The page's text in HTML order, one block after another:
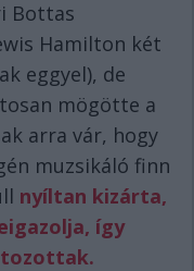
Bottas
Hamilton két
eggyel), de
mögötte a
arra vár, hogy
muzsikáló finn
nyíltan kizárta,
így